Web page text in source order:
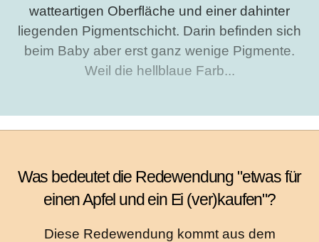
watteartigen Oberfläche und einer dahinter
liegenden Pigmentschicht. Darin befinden sich
beim Baby aber erst ganz wenige Pigmente.
Weil die hellblaue Farb...
Was bedeutet die Redewendung "etwas für
einen Apfel und ein Ei (ver)kaufen"?
Diese Redewendung kommt aus dem